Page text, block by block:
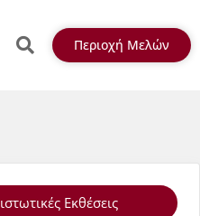
Περιοχή Μελών
Εκθέσεις